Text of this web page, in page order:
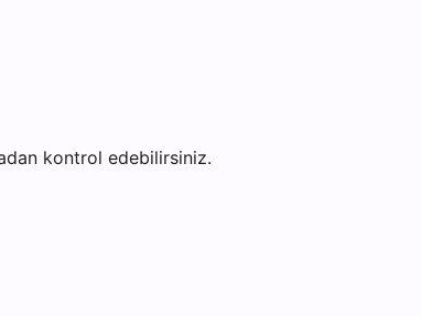
kontrol edebilirsiniz.